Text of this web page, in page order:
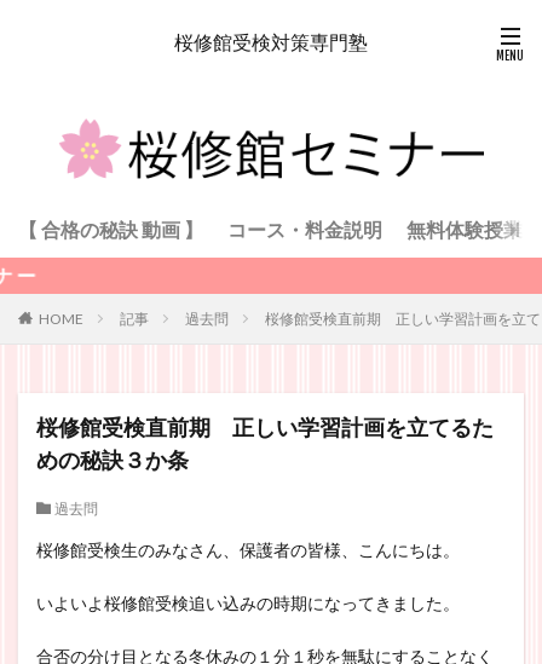
桜修館受検対策専門塾
【 合格の秘訣 動画 】 コース・料金説明
無料体験授業
HOME 記事 過去問 桜修館受検直前期 正しい学習計画を立
桜修館受検直前期 正しい学習計画を立てるた
めの秘訣３か条
過去問
桜修館受検生のみなさん、保護者の皆様、こんにちは。
いよいよ桜修館受検追い込みの時期になってきました。
合否の分け目となる冬休みの１分１秒を無駄にすることなく